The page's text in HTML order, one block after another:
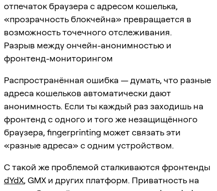
отпечаток браузера с адресом кошелька,
«прозрачность блокчейна» превращается в
возможность точечного отслеживания.
Разрыв между ончейн-анонимностью и
фронтенд-мониторингом
Распространённая ошибка — думать, что разные
адреса кошельков автоматически дают
анонимность. Если ты каждый раз заходишь на
фронтенд с одного и того же незащищённого
браузера, fingerprinting может связать эти
«разные адреса» с одним устройством.
С такой же проблемой сталкиваются фронтенды
dYdX, GMX и других платформ. Приватность на